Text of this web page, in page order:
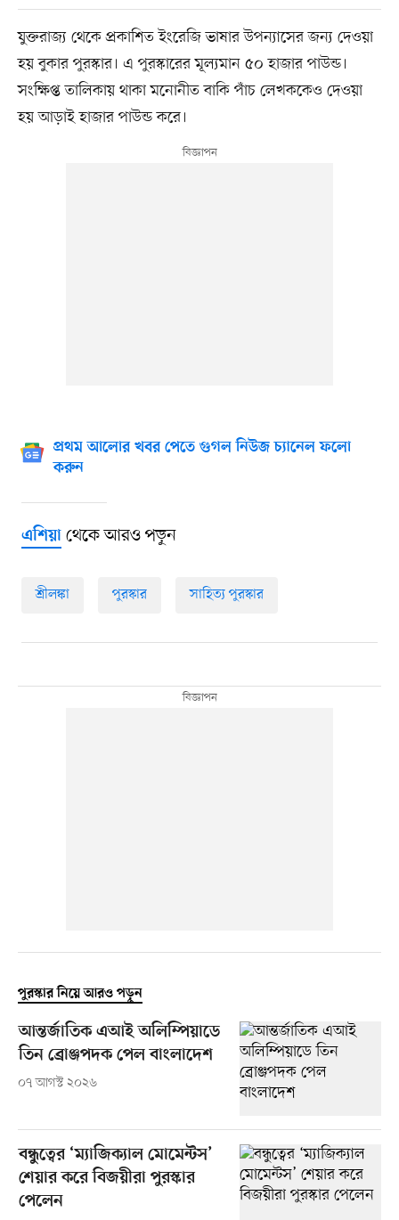
যুক্তরাজ্য থেকে প্রকাশিত ইংরেজি ভাষার উপন্যাসের জন্য দেওয়া
হয় বুকার পুরস্কার। এ পুরস্কারের মূল্যমান ৫০ হাজার পাউন্ড।
সংক্ষিপ্ত তালিকায় থাকা মনোনীত বাকি পাঁচ লেখককেও দেওয়া
হয় আড়াই হাজার পাউন্ড করে।
প্রথম আলোর খবর পেতে গুগল নিউজ চ্যানেল ফলো
করুন
এশিয়াথেকে আরও পড়ুন
শ্রীলঙ্কা পুরস্কার সাহিত্য পুরস্কার
পুরস্কার নিয়ে আরও পড়ুন
আন্তর্জাতিক এআই অলিম্পিয়াডে
তিন ব্রোঞ্জপদক পেল বাংলাদেশ
০৭ আগস্ট ২০২৬
বন্ধুত্বের ‘ম্যাজিক্যাল মোমেন্টস’
শেয়ার করে বিজয়ীরা পুরস্কার
পেলেন